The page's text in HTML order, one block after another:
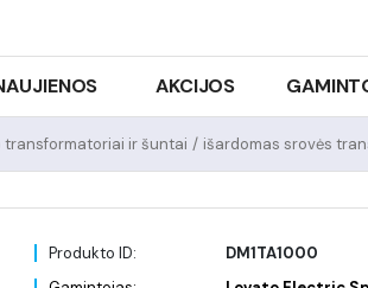
AKCIJOS
išardomas srovės
/
transformatoriai ir šuntai
Produkto ID:
DM1TA1000